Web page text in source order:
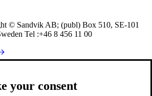
© Sandvik AB; (publ) Box 510, SE-101
Tel :+46 8 456 11 00
your consent